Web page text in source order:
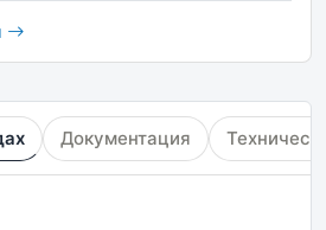
Документация